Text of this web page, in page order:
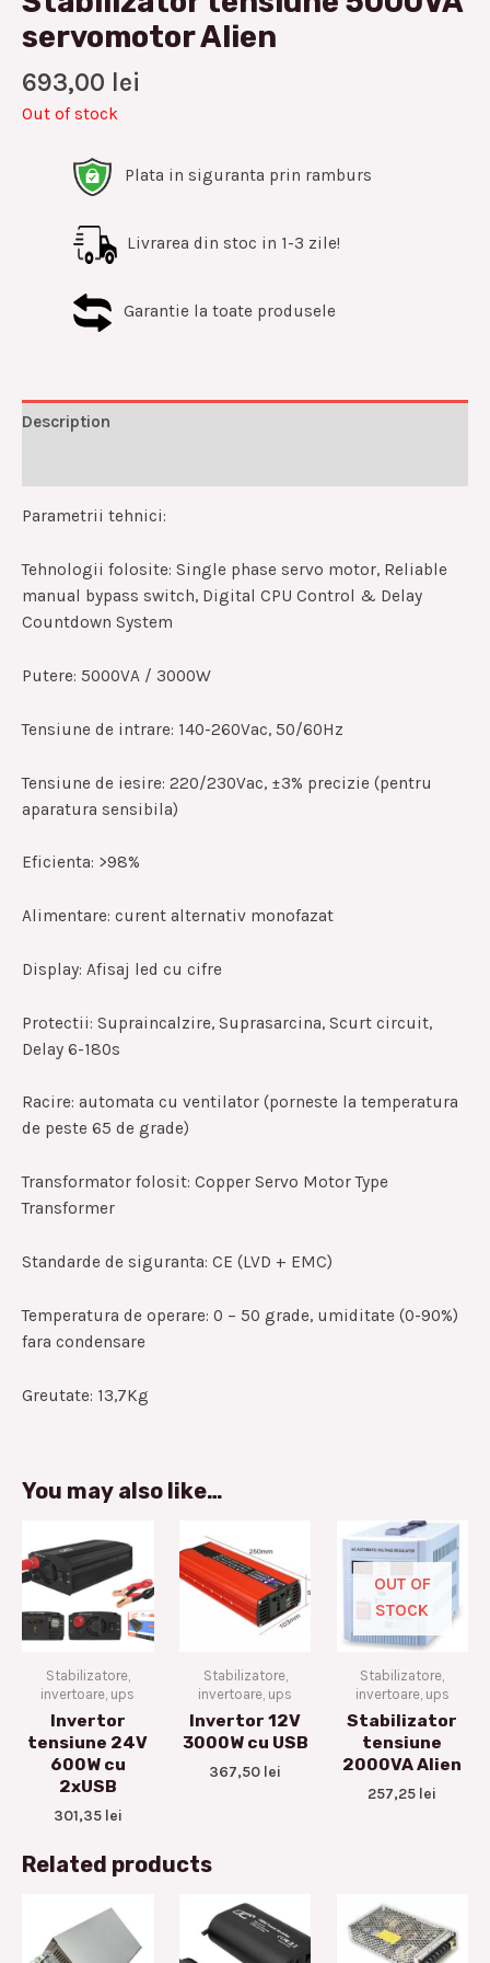
servomotor Alien
693,00 lei
Out of stock
Plata in siguranta prin ramburs
Livrarea din stoc in 1-3 zile!
Garantie la toate produsele
Description
Parametrii tehnici:
Tehnologii folosite: Single phase servo motor, Reliable
manual bypass switch, Digital CPU Control & Delay
Countdown System
Putere: 5000VA / 3000W
Tensiune de intrare: 140-260Vac, 50/60Hz
Tensiune de iesire: 220/230Vac, ±3% precizie (pentru
aparatura sensibila)
Eficienta: >98%
Alimentare: curent alternativ monofazat
Display: Afisaj led cu cifre
Protectii: Supraincalzire, Suprasarcina, Scurt circuit,
Delay 6-180s
Racire: automata cu ventilator (porneste la temperatura
de peste 65 de grade)
Transformator folosit: Copper Servo Motor Type
Transformer
Standarde de siguranta: CE (LVD + EMC)
Temperatura de operare: 0 – 50 grade, umiditate (0-90%)
fara condensare
Greutate: 13,7Kg
You may also like…
Stabilizatore,
invertoare, ups
Invertor
tensiune 24V
600W cu
2xUSB
301,35 lei
Stabilizatore,
invertoare, ups
Invertor 12V
3000W cu USB
367,50 lei
OUT OF
STOCK
Stabilizatore,
invertoare, ups
Stabilizator
tensiune
2000VA Alien
257,25 lei
Related products